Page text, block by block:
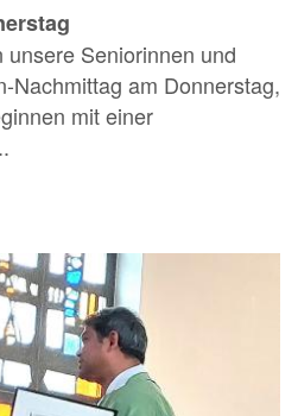
Seniorinnen und
Nachmittag am Donnerstag,
mit einer